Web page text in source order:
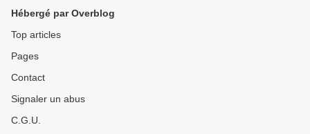
Hébergé par Overblog
Top articles
Pages
Contact
Signaler un abus
C.G.U.